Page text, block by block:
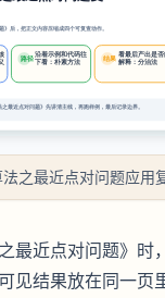
法之最近点对问题应用
最近点对问题》时
见结果放在同一页